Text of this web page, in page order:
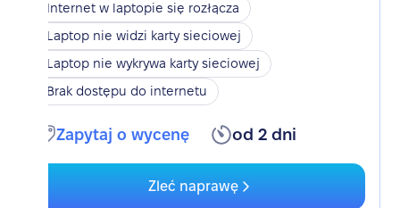
Internet w laptopie się rozłącza
Laptop nie widzi karty sieciowej
Laptop nie wykrywa karty sieciowej
Brak dostępu do internetu
Zapytaj o wycenę od 2 dni
Zleć naprawę